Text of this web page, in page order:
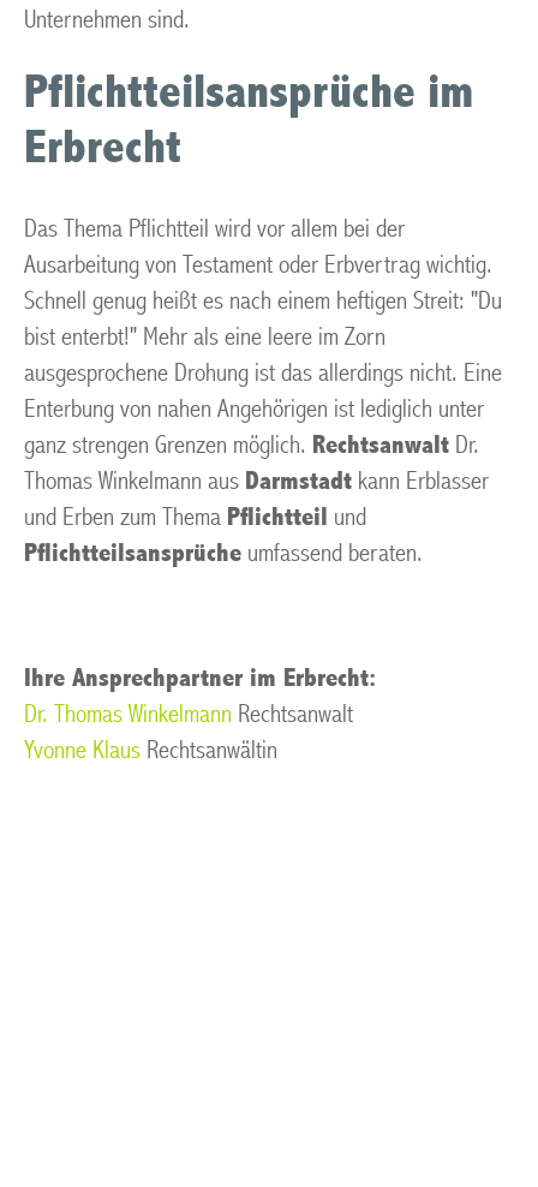
Unternehmen sind.
Pflichtteilsansprüche im
Erbrecht
Das Thema Pflichtteil wird vor allem bei der
Ausarbeitung von Testament oder Erbvertrag wichtig.
Schnell genug heißt es nach einem heftigen Streit: "Du
bist enterbt!" Mehr als eine leere im Zorn
ausgesprochene Drohung ist das allerdings nicht. Eine
Enterbung von nahen Angehörigen ist lediglich unter
ganz strengen Grenzen möglich. Rechtsanwalt Dr.
Thomas Winkelmann aus Darmstadt kann Erblasser
und Erben zum Thema Pflichtteil und
Pflichtteilsansprüche umfassend beraten.
Ihre Ansprechpartner im Erbrecht:
Dr. Thomas Winkelmann Rechtsanwalt
Yvonne Klaus Rechtsanwältin